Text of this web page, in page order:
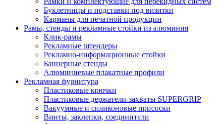
Буклетницы и подставки под визитки
Карманы для печатной продукции
Рамы, стенды и рекламные стойки из алюминия
Клик-рамы
Рекламные штендеры
Рекламно-информационные стойки
Баннерные стенды
Алюминиевые плакатные профили
Рекламная фурнитура
Пластиковые крючки
Пластиковые держатели-захваты SUPERGRIP
Вакуумные и силиконовые присоски
Винты, заклепки, соединители